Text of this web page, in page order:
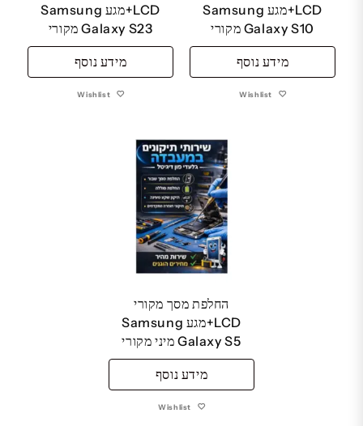
LCD+מגע Samsung
Galaxy S10 מקורי
מידע נוסף
Wishlist
LCD+מגע Samsung
Galaxy S23 מקורי
מידע נוסף
Wishlist
החלפת מסך מקורי
LCD+מגע Samsung
Galaxy S5 מיני מקורי
מידע נוסף
Wishlist